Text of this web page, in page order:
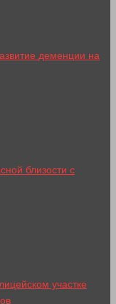
деменции на
близости с
участке